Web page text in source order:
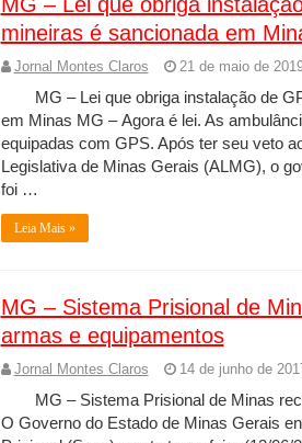
mineiras é sancionada em
Jornal Montes Claros 21 de maio de
MG – Lei que obriga instalação de
em Minas MG – Agora é lei. As
equipadas com GPS. Após ter seu veto
Legislativa de Minas Gerais (ALMG), o
foi …
Leia Mais »
MG – Sistema Prisional de
armas e equipamentos
Jornal Montes Claros 14 de junho de
MG – Sistema Prisional de Minas
O Governo do Estado de Minas Gerais